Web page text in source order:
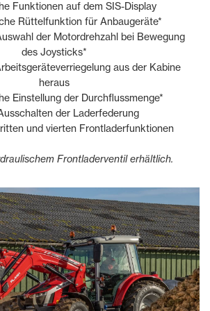
Funktionen auf dem SIS-Display
Rüttelfunktion für Anbaugeräte*
der Motordrehzahl bei Bewegung
des Joysticks*
aus der Kabine
heraus
Einstellung der Durchflussmenge*
der Laderfederung
und vierten Frontladerfunktionen
Frontladerventil erhältlich.